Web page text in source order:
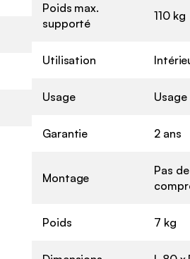
Poids max.
supporté
110 kg
Utilisation
Usage
Garantie 2 ans
Montage
Pas
Poids 7 kg